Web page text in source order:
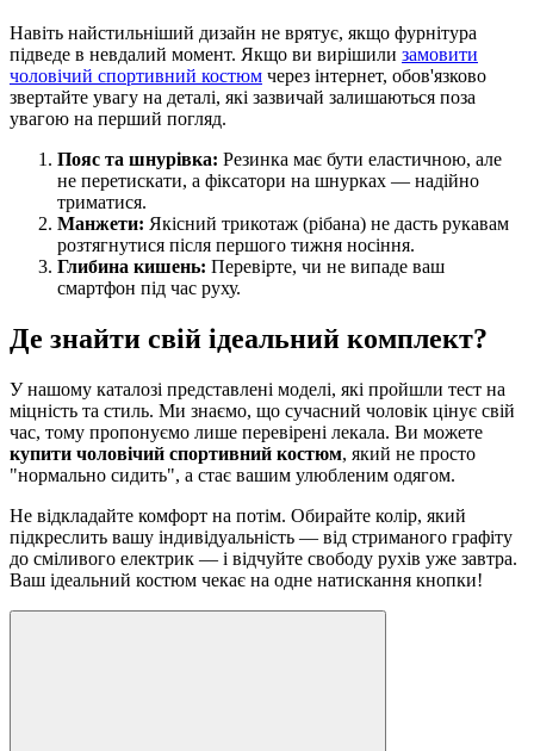
Навіть найстильніший дизайн не врятує, якщо фурнітура
підведе в невдалий момент. Якщо ви вирішили замовити
чоловічий спортивний костюм через інтернет, обов'язково
звертайте увагу на деталі, які зазвичай залишаються поза
увагою на перший погляд.
Пояс та шнурівка: Резинка має бути еластичною, але
не перетискати, а фіксатори на шнурках — надійно
триматися.
Манжети: Якісний трикотаж (рібана) не дасть рукавам
розтягнутися після першого тижня носіння.
Глибина кишень: Перевірте, чи не випаде ваш
смартфон під час руху.
Де знайти свій ідеальний комплект?
У нашому каталозі представлені моделі, які пройшли тест на
міцність та стиль. Ми знаємо, що сучасний чоловік цінує свій
час, тому пропонуємо лише перевірені лекала. Ви можете
купити чоловічий спортивний костюм, який не просто
"нормально сидить", а стає вашим улюбленим одягом.
Не відкладайте комфорт на потім. Обирайте колір, який
підкреслить вашу індивідуальність — від стриманого графіту
до сміливого електрик — і відчуйте свободу рухів уже завтра.
Ваш ідеальний костюм чекає на одне натискання кнопки!